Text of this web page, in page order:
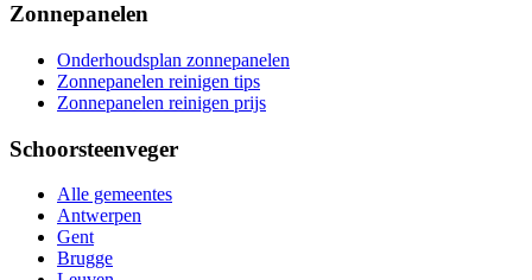
Zonnepanelen
Onderhoudsplan zonnepanelen
Zonnepanelen reinigen tips
Zonnepanelen reinigen prijs
Schoorsteenveger
Alle gemeentes
Antwerpen
Gent
Brugge